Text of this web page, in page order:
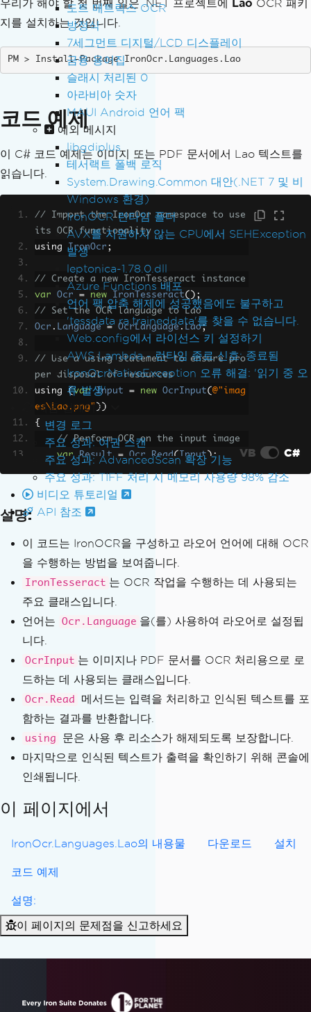
도트 매트릭스 OCR
방정식
7세그먼트 디지털/LCD 디스플레이
금융 용어집
슬래시 처리된 0
아라비아 숫자
MAUI Android 언어 팩
예외 메시지
libgdiplus
테서랙트 폴백 로직
System.Drawing.Common 대안(.NET 7 및 비
Windows 환경)
IronOCR 런타임 폴더
AVX를 지원하지 않는 CPU에서 SEHException
발생
leptonica-1.78.0.dll
Azure Functions 배포
언어 팩 압축 해제에 성공했음에도 불구하고
'tessdata ra.traineddata'를 찾을 수 없습니다.
Web.config에서 라이선스 키 설정하기
AWS Lambda - 런타임 종료 신호: 종료됨
IronOcrNativeException 오류 해결: '읽기 중 오
류 발생'
제품 업데이트
변경 로그
주요 성과: 여권 스캔
주요 성과: AdvancedScan 확장 기능
주요 성과: TIFF 처리 시 메모리 사용량 98% 감소
비디오 튜토리얼
API 참조
우리가 해야 할 첫 번째 일은 .NET 프로젝트에 Lao OCR 패키
지를 설치하는 것입니다.
Install-Package IronOcr.Languages.Lao
코드 예제
이 C# 코드 예제는 이미지 또는 PDF 문서에서 Lao 텍스트를
읽습니다.
// Import the IronOcr namespace to use
its OCR functionality
using IronOcr ;
// Create a new IronTesseract instance
var
Ocr = new IronTesseract();
// Set the OCR language to Lao
Ocr . Language = OcrLanguage. Lao;
// Use a using statement to ensure pro
per disposal of resources
using (var Input = new OcrInput( @"imag
es\Lao.png" ))
{
// Perform OCR on the input image
var
Result = Ocr Read( Input );
// Extract all text from the OCR r
var
AllText
verification
Console .WriteLine(AllText
}
VB C#
설명:
이 코드는 IronOCR을 구성하고 라오어 언어에 대해 OCR
을 수행하는 방법을 보여줍니다.
IronTesseract 는 OCR 작업을 수행하는 데 사용되는
주요 클래스입니다.
언어는
Ocr.Language 을(를) 사용하여 라오어로 설정됩
니다.
OcrInput 는 이미지나 PDF 문서를 OCR 처리용으로 로
드하는 데 사용되는 클래스입니다.
Ocr.Read
메서드는 입력을 처리하고 인식된 텍스트를 포
함하는 결과를 반환합니다.
using
문은 사용 후 리소스가 해제되도록 보장합니다.
마지막으로 인식된 텍스트가 출력을 확인하기 위해 콘솔에
인쇄됩니다.
이 페이지에서
IronOcr.Languages.Lao의 내용물 다운로드 설치
코드 예제
설명:
이 페이지의 문제점을 신고하세요